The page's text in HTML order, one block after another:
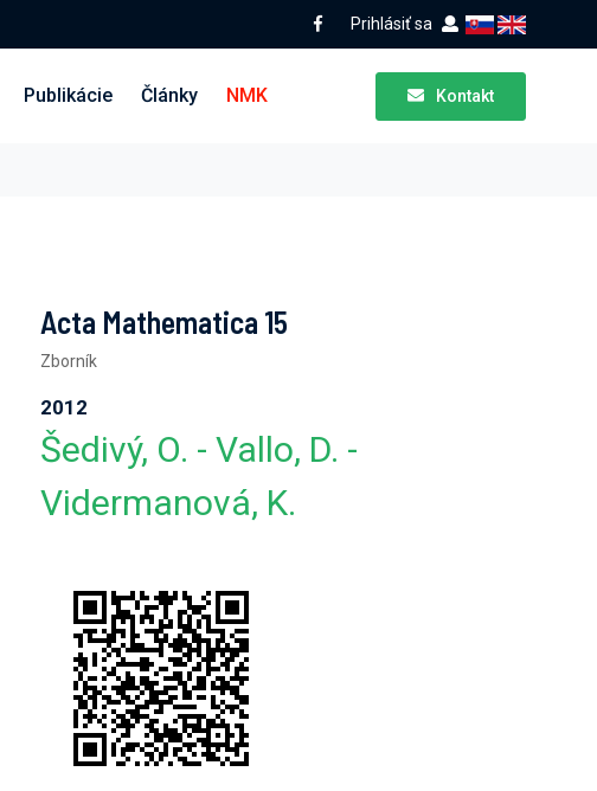
Prihlásiť sa
Publikácie Články NMK Kontakt
Acta Mathematica 15
Zborník
2012
Šedivý, O. - Vallo, D. -
Vidermanová, K.